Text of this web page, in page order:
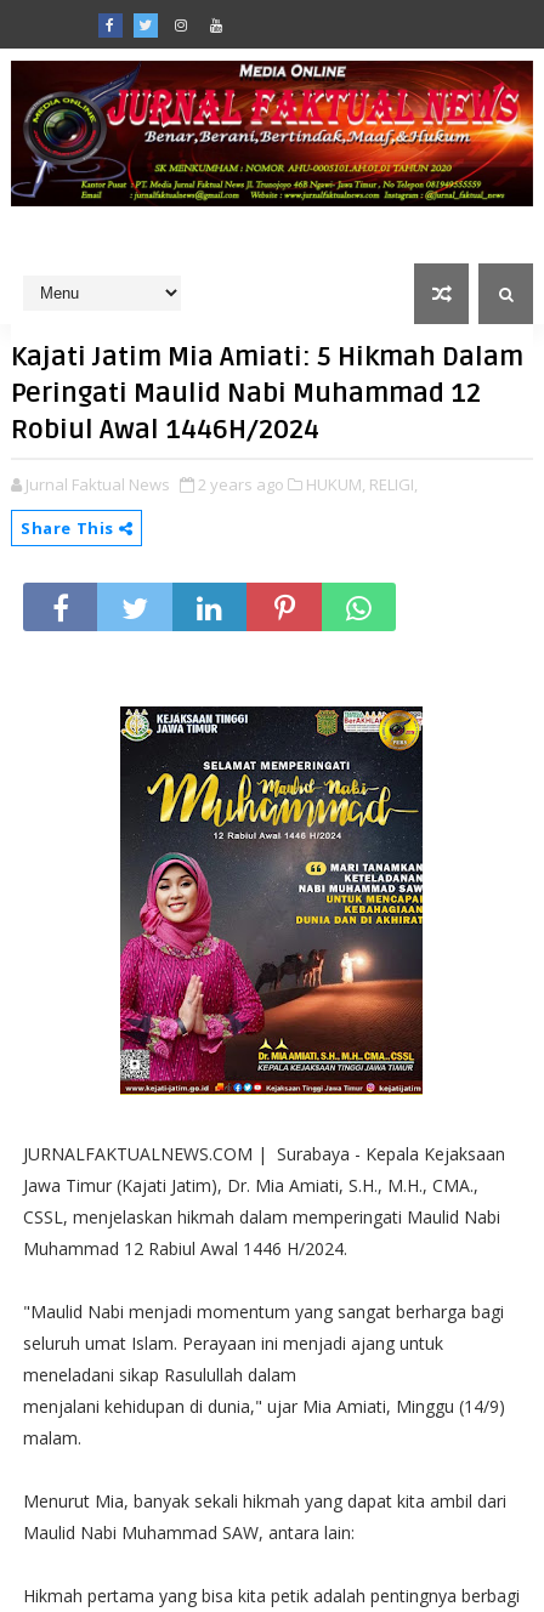
Kajati Jatim Mia Amiati: 5 Hikmah Dalam
Peringati Maulid Nabi Muhammad 12
Robiul Awal 1446H/2024
Jurnal Faktual News 2 years ago HUKUM, RELIGI,
Share This
JURNALFAKTUALNEWS.COM | Surabaya - Kepala Kejaksaan
Jawa Timur (Kajati Jatim), Dr. Mia Amiati, S.H., M.H., CMA.,
CSSL, menjelaskan hikmah dalam memperingati Maulid Nabi
Muhammad 12 Rabiul Awal 1446 H/2024.
"Maulid Nabi menjadi momentum yang sangat berharga bagi
seluruh umat Islam. Perayaan ini menjadi ajang untuk
meneladani sikap Rasulullah dalam
menjalani kehidupan di dunia," ujar Mia Amiati, Minggu (14/9)
malam.
Menurut Mia, banyak sekali hikmah yang dapat kita ambil dari
Maulid Nabi Muhammad SAW, antara lain:
Hikmah pertama yang bisa kita petik adalah pentingnya berbagi